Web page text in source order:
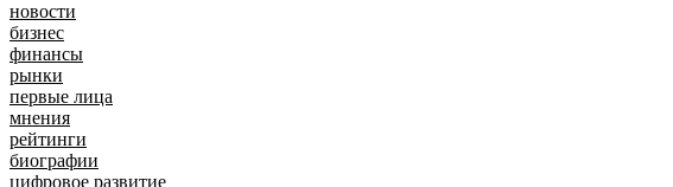
новости
бизнес
финансы
рынки
первые лица
мнения
рейтинги
биографии
цифровое развитие